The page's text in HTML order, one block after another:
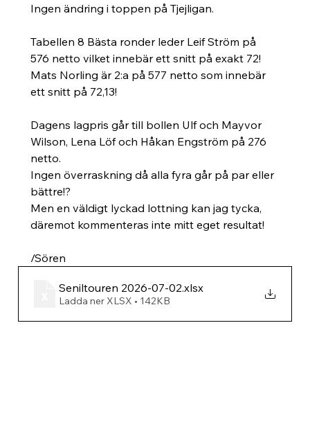
Ingen ändring i toppen på Tjejligan.
Tabellen 8 Bästa ronder leder Leif Ström på
576 netto vilket innebär ett snitt på exakt 72!
Mats Norling är 2:a på 577 netto som innebär
ett snitt på 72,13!
Dagens lagpris går till bollen Ulf och Mayvor
Wilson, Lena Löf och Håkan Engström på 276
netto.
Ingen överraskning då alla fyra går på par eller
bättre!?
Men en väldigt lyckad lottning kan jag tycka,
däremot kommenteras inte mitt eget resultat!
/Sören
Seniltouren 2026-07-02.xlsx
Ladda ner XLSX • 142KB